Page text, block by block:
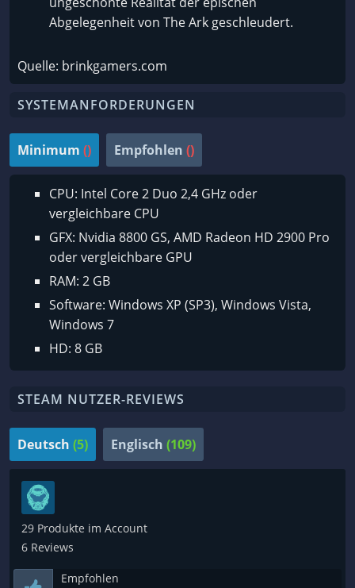
Abgelegenheit von The Ark geschleudert.
Quelle: brinkgamers.com
SYSTEMANFORDERUNGEN
Minimum () Empfohlen ()
CPU: Intel Core 2 Duo 2,4 GHz oder
vergleichbare CPU
GFX: Nvidia 8800 GS, AMD Radeon HD 2900 Pro
oder vergleichbare GPU
RAM: 2 GB
Software: Windows XP (SP3), Windows Vista,
Windows 7
HD: 8 GB
STEAM NUTZER-REVIEWS
Deutsch (5) Englisch (109)
29 Produkte im Account
6 Reviews
Empfohlen